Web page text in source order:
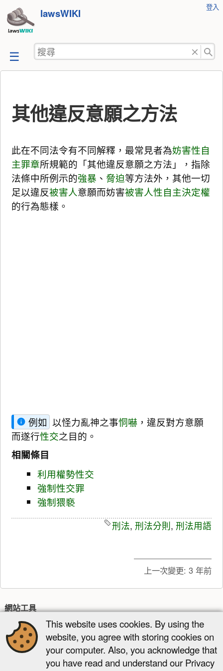
跳
至
容
lawsWIKI
工
登入
搜
尋
其他違反意願之方法
此在不同法令有不同解釋，最常見者為妨害性自
主罪章所規範的「其他違反意願之方法」，指除
法條中所例示的強暴 、 脅迫等方法外，其他一切
足以違反被害人意願而妨害被害人性自主決定權
的行為態樣。
例如 以怪力亂神之事恫嚇 ，違反對方意願
而遂行性交之目的。
相關條目
利用權勢性交
強制性交罪
強制猥褻
刑法, 刑法分則, 刑法用語
上一次變更: 3 年前
網站工具
最近更新 多媒體管理器 網站地圖
頁面工具
舊版 反向連結 回到頁頂
This website uses cookies. By using the
website, you agree with storing cookies on
your computer. Also, you acknowledge that
you have read and understand our Privacy